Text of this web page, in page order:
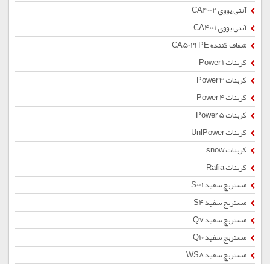
آنتی یووی CA4002
آنتی یووی CA4001
شفاف کننده CA5019 PE
کربنات Power 1
کربنات Power 3
کربنات Power 4
کربنات Power 5
کربنات UnlPower
کربنات snow
کربنات Rafia
مستربچ سفید S001
مستربچ سفید S4
مستربچ سفید Q7
مستربچ سفید Q10
مستربچ سفید WS8